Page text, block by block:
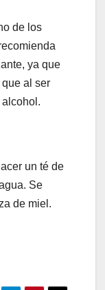
de los
ya que
al ser
un té de
Se
de miel.